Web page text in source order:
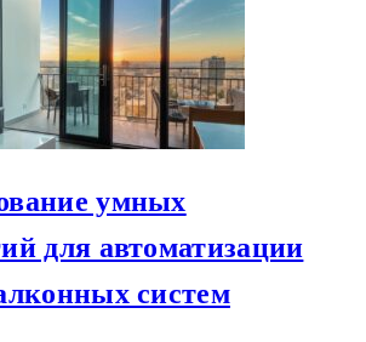
умных
для автоматизации
систем